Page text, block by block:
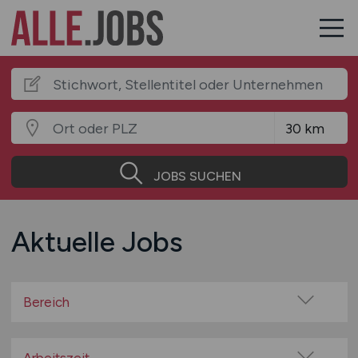
JOBS SUCHEN
Aktuelle Jobs
Bereich